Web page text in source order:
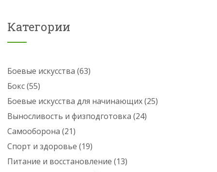
Категории
Боевые искусства (63)
Бокс(55)
Боевые искусства для начинающих(25)
Выносливость и физподготовка (24)
Самооборона (21)
Спорт и здоровье (19)
Питание и восстановление (13)